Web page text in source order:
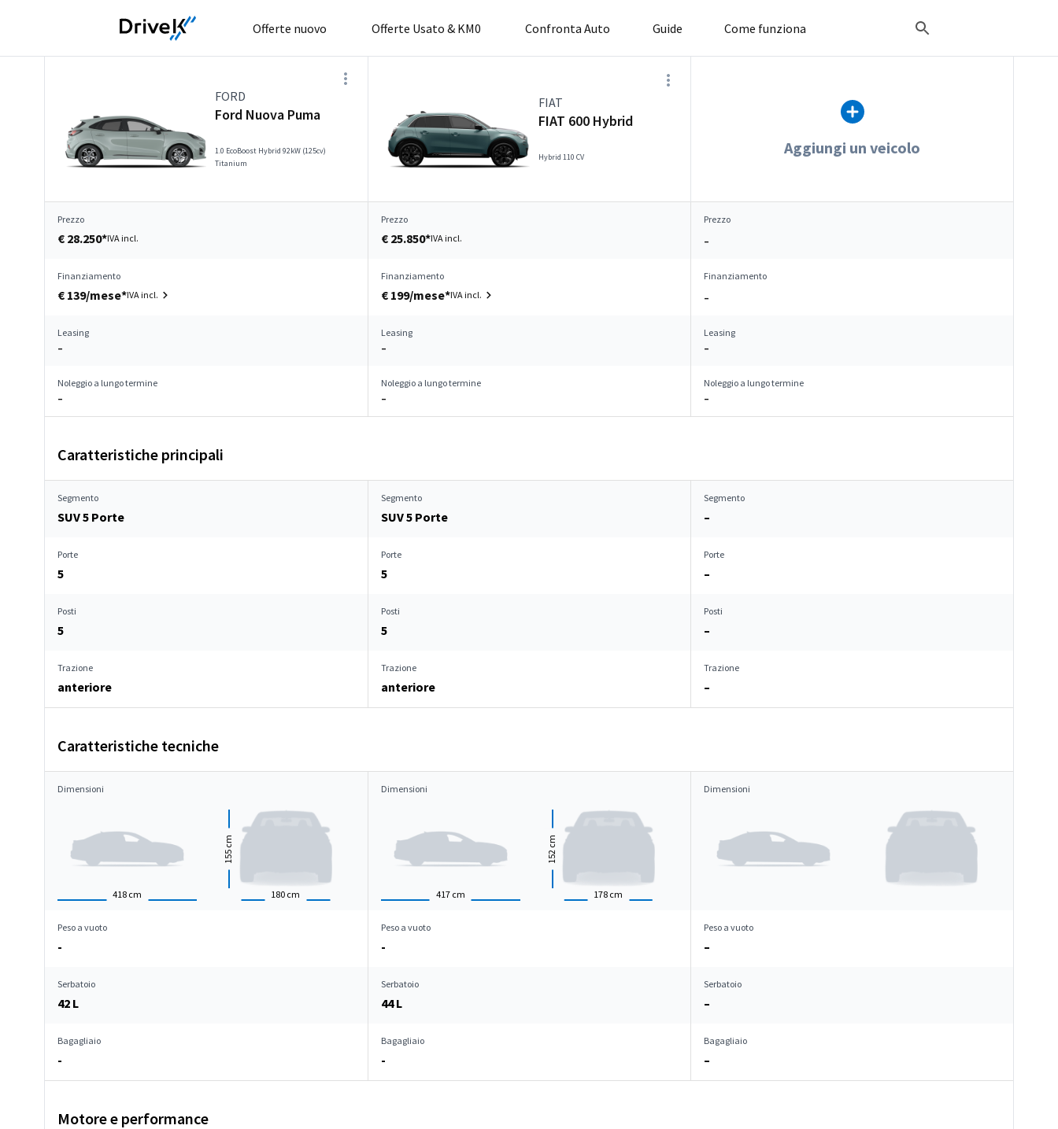
Offerte nuovo Offerte Usato & KM0 Confronta Auto Guide Come funziona
FORD
Ford Nuova Puma
1.0 EcoBoost Hybrid 92kW (125cv)
Titanium
FIAT
FIAT 600 Hybrid
Hybrid 110 CV Aggiungi un veicolo
Prezzo
€ 28.250*IVA incl.
Prezzo
€ 25.850*IVA incl.
Prezzo
–
Finanziamento
€ 139/mese*IVA incl.
Finanziamento
€ 199/mese*IVA incl.
Finanziamento
–
Leasing
–
Leasing
–
Leasing
–
Noleggio a lungo termine
–
Noleggio a lungo termine
–
Noleggio a lungo termine
–
Caratteristiche principali
Segmento
SUV 5 Porte
Segmento
SUV 5 Porte
Segmento
–
Porte
5
Porte
5
Porte
–
Posti
5
Posti
5
Posti
–
Trazione
anteriore
Trazione
anteriore
Trazione
–
Caratteristiche tecniche
Dimensioni
418 cm 180 cm
155
cm
Dimensioni
417 cm 178 cm
152
cm
Dimensioni
Peso a vuoto
-
Peso a vuoto
-
Peso a vuoto
–
Serbatoio
42 L
Serbatoio
44 L
Serbatoio
–
Bagagliaio
-
Bagagliaio
-
Bagagliaio
–
Motore e performance